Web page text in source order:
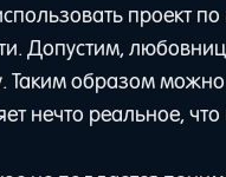
проект
Допустим,
Таким образом
нечто реальное, что